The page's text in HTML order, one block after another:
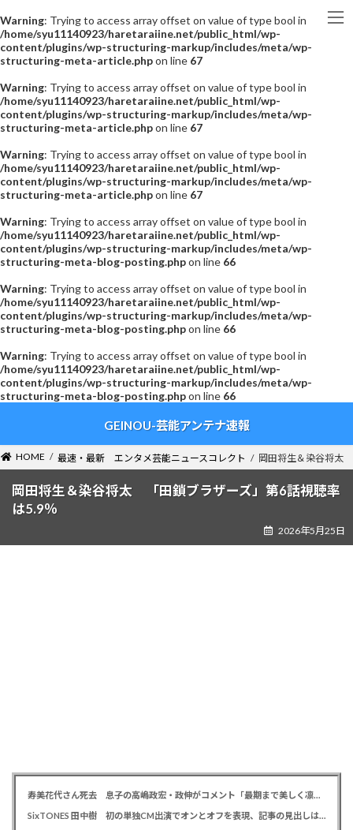
Warning: Trying to access array offset on value of type bool in
/home/syu11140923/haretaraiine.net/public_html/wp-
content/plugins/wp-structuring-markup/includes/meta/wp-
structuring-meta-article.phpon line 67
Warning: Trying to access array offset on value of type bool in
/home/syu11140923/haretaraiine.net/public_html/wp-
content/plugins/wp-structuring-markup/includes/meta/wp-
structuring-meta-article.phpon line 67
Warning: Trying to access array offset on value of type bool in
/home/syu11140923/haretaraiine.net/public_html/wp-
content/plugins/wp-structuring-markup/includes/meta/wp-
structuring-meta-article.phpon line 67
Warning: Trying to access array offset on value of type bool in
/home/syu11140923/haretaraiine.net/public_html/wp-
content/plugins/wp-structuring-markup/includes/meta/wp-
structuring-meta-blog-posting.phpon line 66
Warning: Trying to access array offset on value of type bool in
/home/syu11140923/haretaraiine.net/public_html/wp-
content/plugins/wp-structuring-markup/includes/meta/wp-
structuring-meta-blog-posting.phpon line 66
Warning: Trying to access array offset on value of type bool in
/home/syu11140923/haretaraiine.net/public_html/wp-
content/plugins/wp-structuring-markup/includes/meta/wp-
structuring-meta-blog-posting.phpon line 66
ン
ツ
ー
シ
GEINOU-芸能アンテナ速報
HOME 最速・最新 エンタメ芸能ニュースコレクト 岡田将生＆染谷将太
岡田将生＆染谷将太 「田鎖ブラザーズ」第6話視聴率
は5.9％
2026年5月25日
寿美花代さん死去 息子の高嶋政宏・政伸がコメント「最期まで美しく凛とした表情」「最期の最期まで大女優」「
SixTONES 田中樹 初の単独CM出演でオンとオフを表現、記事の見出しは「“いい男の休日”にしてください」とアピール